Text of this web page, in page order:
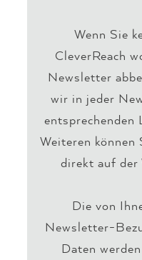
Wenn Sie
CleverReach
Newsletter
wir in jeder
entsprechenden
Weiteren können
direkt auf der
Die von
Newsletter-
Daten